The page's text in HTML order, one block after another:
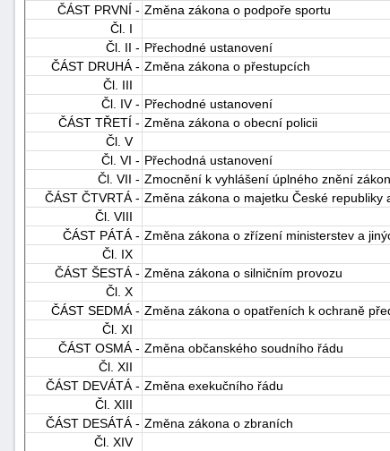
ČÁST PRVNÍ - Změna zákona o podpoře sportu
Čl. I
Čl. II - Přechodné ustanovení
ČÁST DRUHÁ - Změna zákona o přestupcích
Čl. III
Čl. IV - Přechodné ustanovení
ČÁST TŘETÍ - Změna zákona o obecní policii
Čl. V
Čl. VI - Přechodná ustanovení
Čl. VII - Zmocnění k vyhlášení úplného znění
ČÁST ČTVRTÁ - Změna zákona o majetku České
Čl. VIII
ČÁST PÁTÁ - Změna zákona o zřízení ministerstev a
Čl. IX
ČÁST ŠESTÁ - Změna zákona o silničním provozu
Čl. X
ČÁST SEDMÁ - Změna zákona o opatřeních k ochraně
Čl. XI
ČÁST OSMÁ - Změna občanského soudního řádu
Čl. XII
ČÁST DEVÁTÁ - Změna exekučního řádu
Čl. XIII
ČÁST DESÁTÁ - Změna zákona o zbraních
Čl. XIV